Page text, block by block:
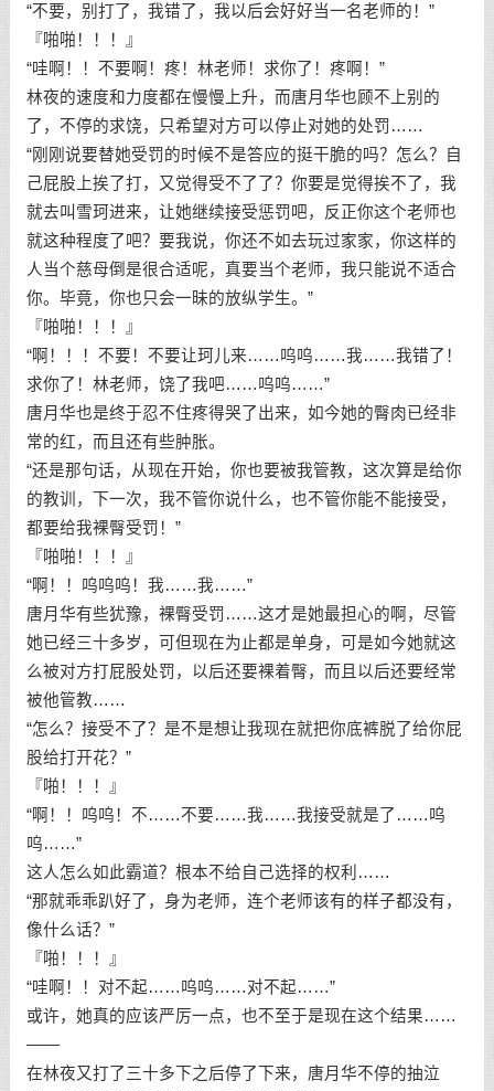
“不要，别打了，我错了，我以后会好好当一名老师的！”
『啪啪！！！』
“哇啊！！不要啊！疼！林老师！求你了！疼啊！”
林夜的速度和力度都在慢慢上升，而唐月华也顾不上别的
了，不停的求饶，只希望对方可以停止对她的处罚……
“刚刚说要替她受罚的时候不是答应的挺干脆的吗？怎么？自
己屁股上挨了打，又觉得受不了了？你要是觉得挨不了，我
就去叫雪珂进来，让她继续接受惩罚吧，反正你这个老师也
就这种程度了吧？要我说，你还不如去玩过家家，你这样的
人当个慈母倒是很合适呢，真要当个老师，我只能说不适合
你。毕竟，你也只会一昧的放纵学生。”
『啪啪！！！』
“啊！！！不要！不要让珂儿来……呜呜……我……我错了！
求你了！林老师，饶了我吧……呜呜……”
唐月华也是终于忍不住疼得哭了出来，如今她的臀肉已经非
常的红，而且还有些肿胀。
“还是那句话，从现在开始，你也要被我管教，这次算是给你
的教训，下一次，我不管你说什么，也不管你能不能接受，
都要给我裸臀受罚！”
『啪啪！！！』
“啊！！呜呜呜！我……我……”
唐月华有些犹豫，裸臀受罚……这才是她最担心的啊，尽管
她已经三十多岁，可但现在为止都是单身，可是如今她就这
么被对方打屁股处罚，以后还要裸着臀，而且以后还要经常
被他管教……
“怎么？接受不了？是不是想让我现在就把你底裤脱了给你屁
股给打开花？”
『啪！！！』
“啊！！呜呜！不……不要……我……我接受就是了……呜
呜……”
这人怎么如此霸道？根本不给自己选择的权利……
“那就乖乖趴好了，身为老师，连个老师该有的样子都没有，
像什么话？”
『啪！！！』
“哇啊！！对不起……呜呜……对不起……”
或许，她真的应该严厉一点，也不至于是现在这个结果……
——
在林夜又打了三十多下之后停了下来，唐月华不停的抽泣